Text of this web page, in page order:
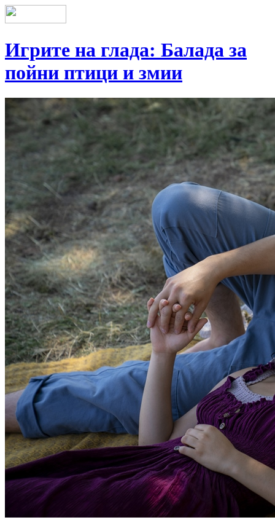
Игрите на глада: Балада за
пойни птици и змии